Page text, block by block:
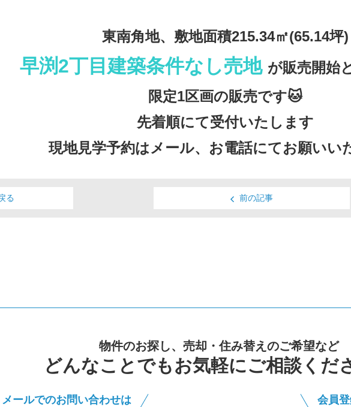
東南角地、敷地面積215.34㎡(65.14坪)
早渕2丁目建築条件なし売地 が販売開始
限定1区画の販売です🐱
先着順にて受付いたします
現地見学予約はメール、お電話にてお願いい
る 前の記事
物件のお探し、売却・住み替えのご希望など
どんなことでもお気軽にご相談くだ
メールでのお問い合わせは
会員